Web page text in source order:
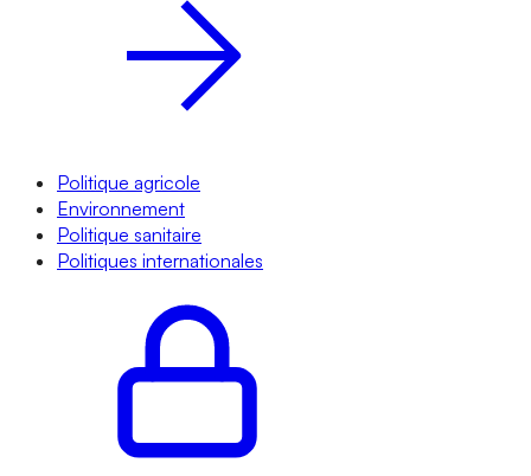
Politique agricole
Environnement
Politique sanitaire
Politiques internationales